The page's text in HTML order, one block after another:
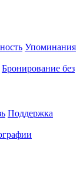
Упоминания
Бронирование без
Поддержка